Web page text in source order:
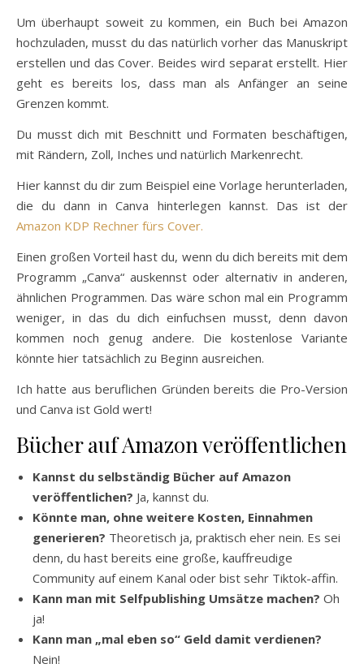
Um überhaupt soweit zu kommen, ein Buch bei Amazon
hochzuladen, musst du das natürlich vorher das Manuskript
erstellen und das Cover. Beides wird separat erstellt. Hier
geht es bereits los, dass man als Anfänger an seine
Grenzen kommt.
Du musst dich mit Beschnitt und Formaten beschäftigen,
mit Rändern, Zoll, Inches und natürlich Markenrecht.
Hier kannst du dir zum Beispiel eine Vorlage herunterladen,
die du dann in Canva hinterlegen kannst. Das ist der
Amazon KDP Rechner fürs Cover.
Einen großen Vorteil hast du, wenn du dich bereits mit dem
Programm „Canva“ auskennst oder alternativ in anderen,
ähnlichen Programmen. Das wäre schon mal ein Programm
weniger, in das du dich einfuchsen musst, denn davon
kommen noch genug andere. Die kostenlose Variante
könnte hier tatsächlich zu Beginn ausreichen.
Ich hatte aus beruflichen Gründen bereits die Pro-Version
und Canva ist Gold wert!
Bücher auf Amazon veröffentlichen
Kannst du selbständig Bücher auf Amazon
veröffentlichen? Ja, kannst du.
Könnte man, ohne weitere Kosten, Einnahmen
generieren? Theoretisch ja, praktisch eher nein. Es sei
denn, du hast bereits eine große, kauffreudige
Community auf einem Kanal oder bist sehr Tiktok-affin.
Kann man mit Selfpublishing Umsätze machen? Oh
ja!
Kann man „mal eben so“ Geld damit verdienen?
Nein!